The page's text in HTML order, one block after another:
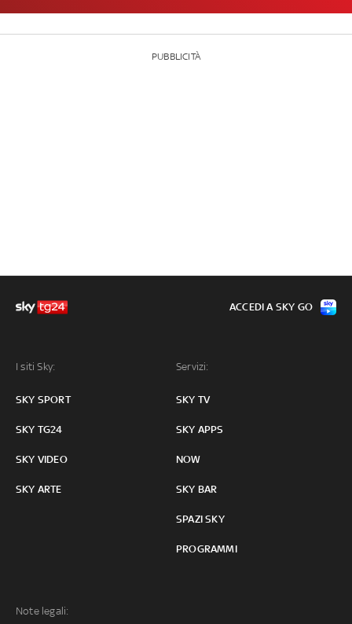
PUBBLICITÀ
I siti Sky:
SKY SPORT
SKY TG24
SKY VIDEO
SKY ARTE
Servizi:
SKY TV
SKY APPS
NOW
SKY BAR
SPAZI SKY
PROGRAMMI
Note legali:
ACCEDI A SKY GO